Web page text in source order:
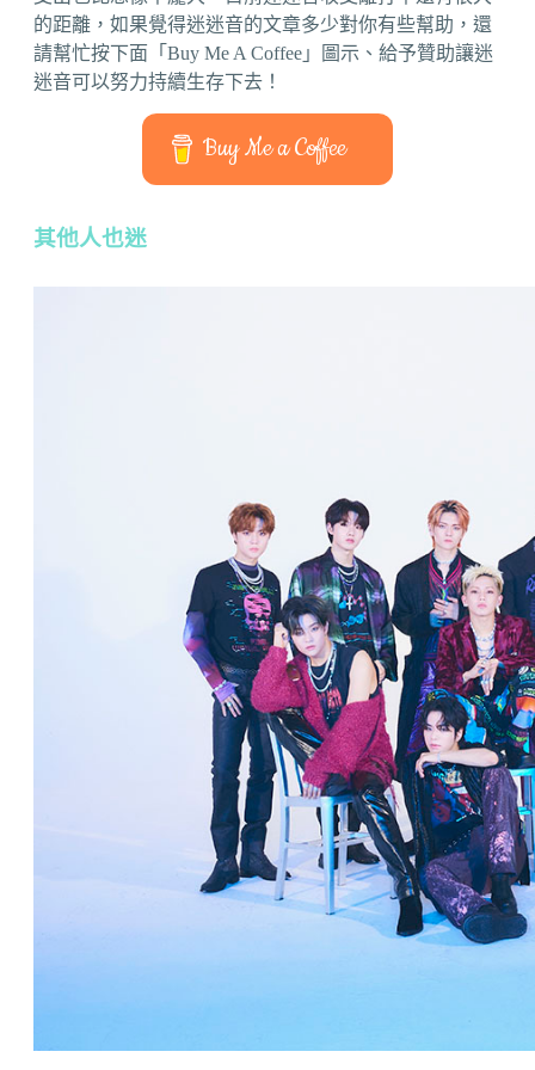
的距離，如果覺得迷迷音的文章多少對你有些幫助，還
請幫忙按下面「Buy Me A Coffee」圖示、給予贊助讓迷
迷音可以努力持續生存下去！
Buy Me a Coffee
其他人也迷